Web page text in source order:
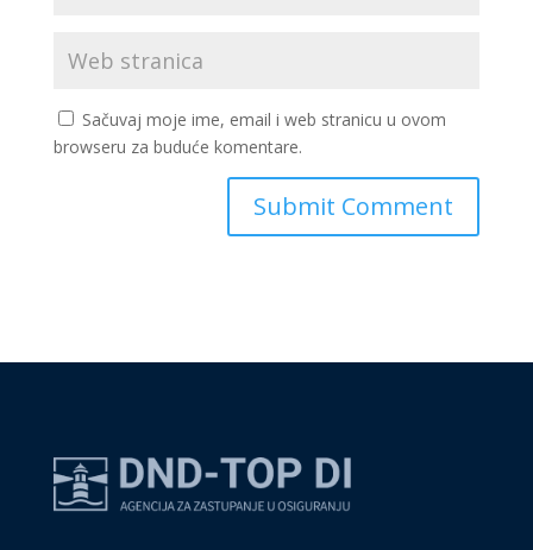
Sačuvaj moje ime, email i web stranicu u ovom
browseru za buduće komentare.